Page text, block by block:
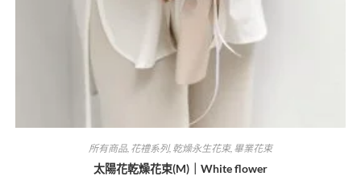
所有商品 花禮系列, 乾燥永生花束, 畢業花束
太陽花乾燥花束(M)｜White flower